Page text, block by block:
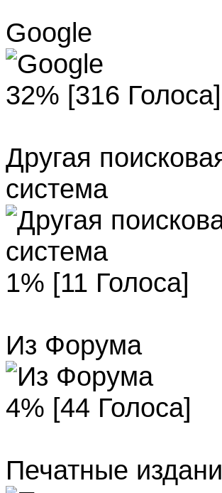
Google
32% [316 Голоса]
Другая
система
1% [11 Голоса]
Из Форума
4% [44 Голоса]
Печатные